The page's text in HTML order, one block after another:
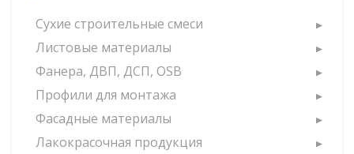
Сухие строительные смеси
Листовые материалы
Фанера, ДВП, ДСП, OSB
Профили для монтажа
Фасадные материалы
Лакокрасочная продукция